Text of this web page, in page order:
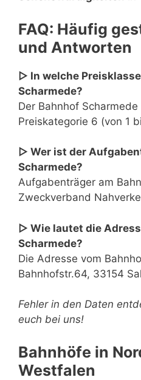
FAQ: Häufig
und Antworten
▷ In welche
Scharmede?
Der Bahnhof
Preiskategorie 6 (von 1
▷ Wer ist der
Scharmede?
Aufgabenträger am
Zweckverband
▷ Wie lautet die
Scharmede?
Die Adresse vom
Bahnhofstr.64, 33154
Fehler in den Daten
euch bei uns!
Bahnhöfe in
Westfalen